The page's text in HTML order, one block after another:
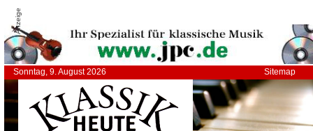
Anzeige
Sonntag, 9. August 2026 Sitemap